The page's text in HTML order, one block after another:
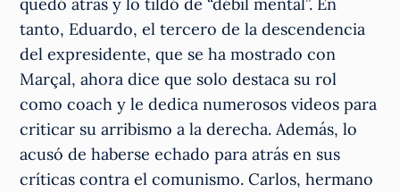
tanto, Eduardo, el tercero de la descendencia
del expresidente, que se ha mostrado con
Marçal, ahora dice que solo destaca su rol
como coach y le dedica numerosos videos para
criticar su arribismo a la derecha. Además, lo
acusó de haberse echado para atrás en sus
críticas contra el comunismo. Carlos, hermano